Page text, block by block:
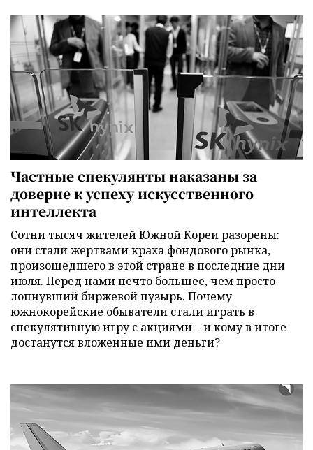
Частные спекулянты наказаны за
доверие к успеху искусственного
интеллекта
Сотни тысяч жителей Южной Кореи разорены:
они стали жертвами краха фондового рынка,
произошедшего в этой стране в последние дни
июля. Перед нами нечто большее, чем просто
лопнувший биржевой пузырь. Почему
южнокорейские обыватели стали играть в
спекулятивную игру с акциями – и кому в итоге
достанутся вложенные ими деньги?